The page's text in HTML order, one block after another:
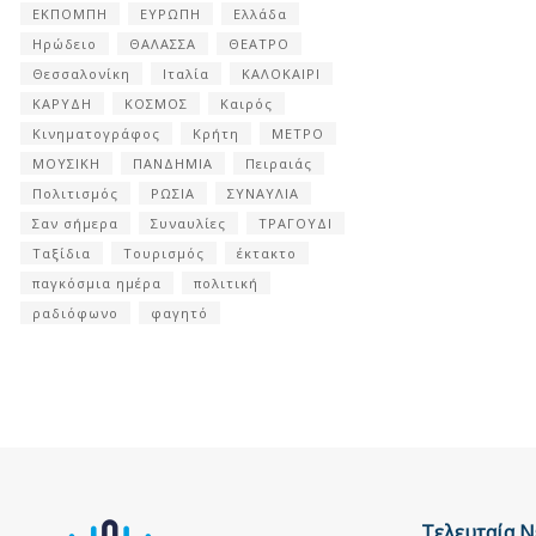
ΕΚΠΟΜΠΗ
ΕΥΡΩΠΗ
Ελλάδα
Ηρώδειο
ΘΑΛΑΣΣΑ
ΘΕΑΤΡΟ
Θεσσαλονίκη
Ιταλία
ΚΑΛΟΚΑΙΡΙ
ΚΑΡΥΔΗ
ΚΟΣΜΟΣ
Καιρός
Κινηματογράφος
Κρήτη
ΜΕΤΡΟ
ΜΟΥΣΙΚΗ
ΠΑΝΔΗΜΙΑ
Πειραιάς
Πολιτισμός
ΡΩΣΙΑ
ΣΥΝΑΥΛΙΑ
Σαν σήμερα
Συναυλίες
ΤΡΑΓΟΥΔΙ
Ταξίδια
Τουρισμός
έκτακτο
παγκόσμια ημέρα
πολιτική
ραδιόφωνο
φαγητό